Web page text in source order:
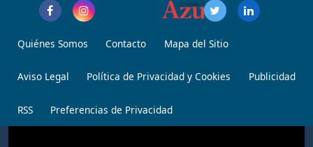
Quiénes Somos Contacto Mapa del Sitio
Aviso Legal Política de Privacidad y Cookies Publicidad
RSS Preferencias de Privacidad